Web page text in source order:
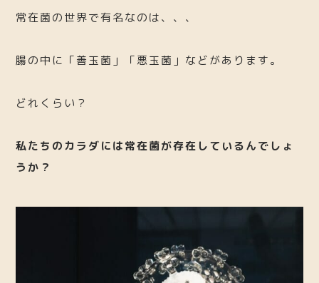
常在菌の世界で有名なのは、、、
腸の中に「善玉菌」「悪玉菌」などがあります。
どれくらい？
私たちのカラダには常在菌が存在しているんでしょ
うか？